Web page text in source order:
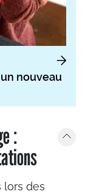
nouveau
:
lors des